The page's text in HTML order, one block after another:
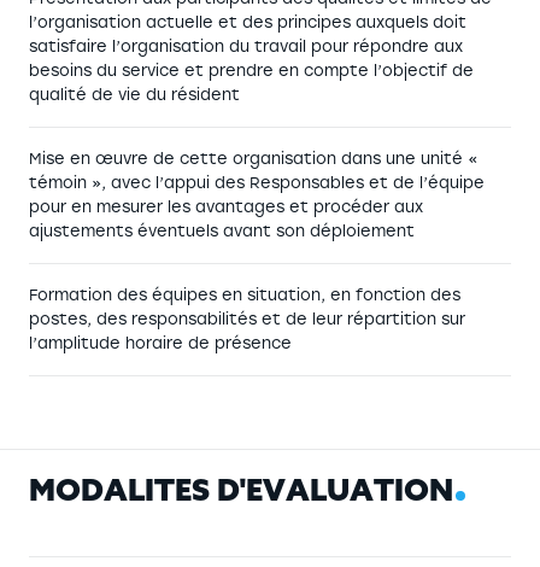
l’organisation actuelle et des principes auxquels doit
satisfaire l’organisation du travail pour répondre aux
besoins du service et prendre en compte l’objectif de
qualité de vie du résident
Mise en œuvre de cette organisation dans une unité «
témoin », avec l’appui des Responsables et de l’équipe
pour en mesurer les avantages et procéder aux
ajustements éventuels avant son déploiement
Formation des équipes en situation, en fonction des
postes, des responsabilités et de leur répartition sur
l’amplitude horaire de présence
MODALITÉS D'ÉVALUATION